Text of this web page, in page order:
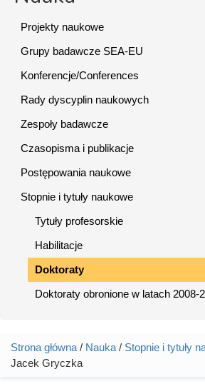
Projekty naukowe
Grupy badawcze SEA-EU
Konferencje/Conferences
Rady dyscyplin naukowych
Zespoły badawcze
Czasopisma i publikacje
Postępowania naukowe
Stopnie i tytuły naukowe
Tytuły profesorskie
Habilitacje
Doktoraty
Doktoraty obronione w latach 2008-
Jesteś tutaj
Strona główna / Nauka / Stopnie i tytuły
Jacek Gryczka